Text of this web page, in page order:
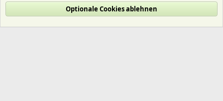
Nutzungsbedingungen
Datenschutz Hilfe und Impressum
R
Optionale Cookies ablehnen